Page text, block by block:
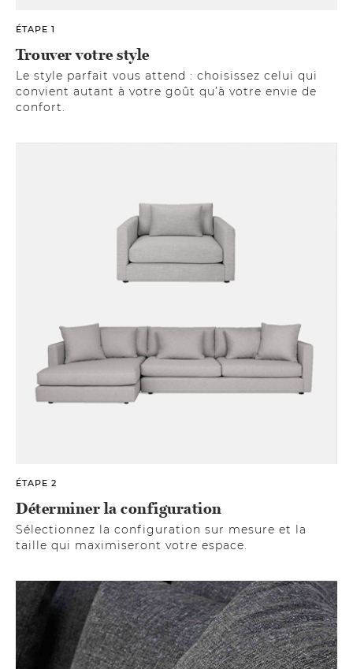
ÉTAPE 1
Trouver votre style
Le style parfait vous attend : choisissez celui qui
convient autant à votre goût qu’à votre envie de
confort.
ÉTAPE 2
Déterminer la configuration
Sélectionnez la configuration sur mesure et la
taille qui maximiseront votre espace.